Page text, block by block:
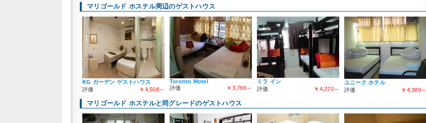
マリゴールド ホステル周辺のゲストハウス
KG ガーデン ゲストハウス
評価
￥4,508～
Toronto Motel
評価
￥3,796～
ミラ イン
評価
￥4,270～
ユニーク ホテル
評価
￥4,389～
マリゴールド ホステルと同グレードのゲストハウス